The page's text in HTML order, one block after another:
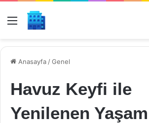
Menü
Anasayfa /Genel
Havuz Keyfi ile
Yenilenen Yaşam